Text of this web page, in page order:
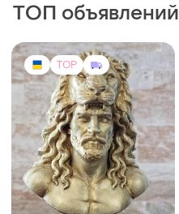
ТОП объявлений
TOP